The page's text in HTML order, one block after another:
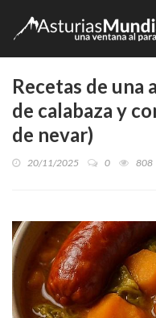
Recetas de una
de calabaza y
de nevar)
20/11/2025 0 808